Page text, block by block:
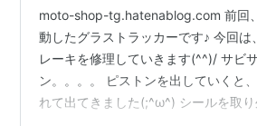
moto-shop-tg.hatenablog.com 前回
動したグラストラッカーです♪ 今回は
レーキを修理していきます(^^)/ サビ
ン。。。。 ピストンを出していくと
れて出てきました(;^ω^) シールを取り